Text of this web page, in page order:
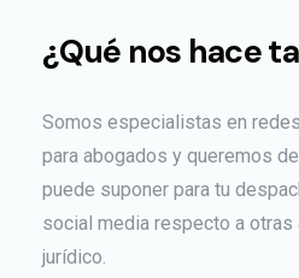
¿Qué nos hace
Somos especialistas en
para abogados y queremos
puede suponer para tu
social media respecto a otras
jurídico.